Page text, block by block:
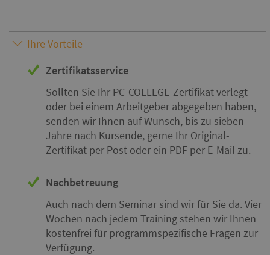
Ihre Vorteile
Zertifikatsservice
Sollten Sie Ihr PC-COLLEGE-Zertifikat verlegt
oder bei einem Arbeitgeber abgegeben haben,
senden wir Ihnen auf Wunsch, bis zu sieben
Jahre nach Kursende, gerne Ihr Original-
Zertifikat per Post oder ein PDF per E-Mail zu.
Nachbetreuung
Auch nach dem Seminar sind wir für Sie da. Vier
Wochen nach jedem Training stehen wir Ihnen
kostenfrei für programmspezifische Fragen zur
Verfügung.